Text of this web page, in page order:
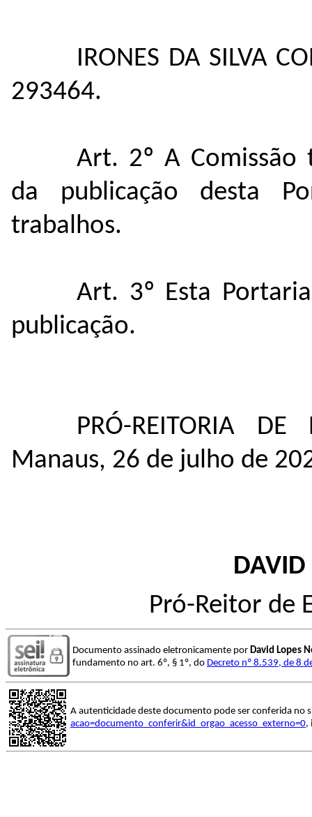
IRONES DA SILVA
293464.
Art. 2º A Comissão
da publicação desta
trabalhos.
Art. 3º Esta
publicação.
PRÓ-REITORIA
Manaus, 26 de julho de
DAVID
Pró-Reitor de
Documento assinado eletronicamente por David Lopes
fundamento no art. 6º, § 1º, do Decreto nº 8.539, de 8
A autenticidade deste documento pode ser conferida no
acao=documento_conferir&id_orgao_acesso_externo=0,